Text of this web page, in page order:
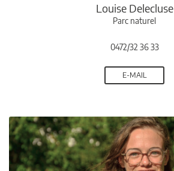
Louise Delecluse
Parc naturel
0472/32 36 33
E-MAIL